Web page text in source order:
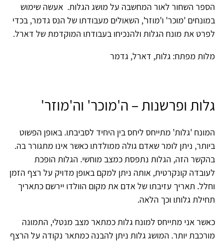
הספר השחור לאור המחשבה על מושג הגלות. אעשה שימוש
במונחים 'מוכר' ו'מוזר', השאולים מעבודתו של הנס גדמר, בכדי
לפרט את מונח הגלות ולהנכיחו בעבודתו המוקדמת של דארל.
מלות מפתח: גלות, דארל, גדמר
גלות ופרשנות – ה'מוכר' וה'מוזר'
המונח 'גלות' מתייחס ליחס בין היחיד לסביבתו. באופן הפשוט
ביותר, ניתן לומר שאדם גולה ממולדתו כאשר אינו מתגורר בה.
בהקשר הזה, הגלות נתפסת כמצב מוחשי. הגלות הופכת
לעובדה קונקרטית, אותה ניתן למקם באופן מדויק על רצף הזמן
וחלל. תאריך עזיבתו של אדם את מקום הוולדו יירשם כתאריך
תחילת גלותו וכך הלאה.
כאשר אני מתייחס למונח גלות כמתאר מצב מנטלי, התמונה
מורכבת יותר. המושג גלות ניתן להבנה כמתאר נקודה על הרצף